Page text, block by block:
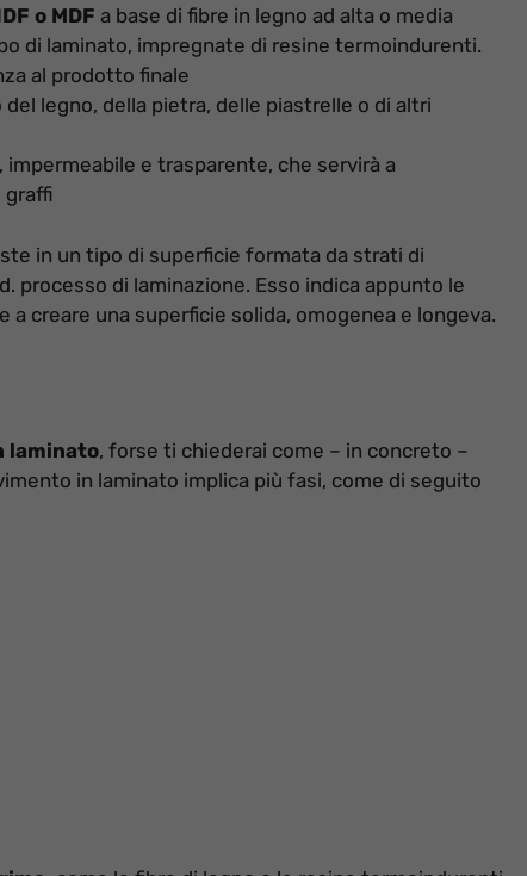
o MDF a base di fibre in legno ad alta o media
di laminato, impregnate di resine termoindurenti.
al prodotto finale
del legno, della pietra, delle piastrelle o di altri
impermeabile e trasparente, che servirà a
graffi
in un tipo di superficie formata da strati di
processo di laminazione. Esso indica appunto le
creare una superficie solida, omogenea e longeva.
laminato, forse ti chiederai come – in concreto –
in laminato implica più fasi, come di seguito